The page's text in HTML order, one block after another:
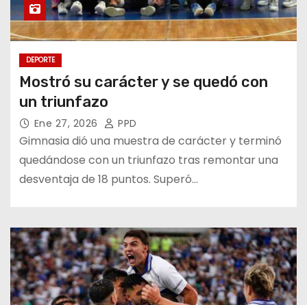
DEPORTE
Mostró su carácter y se quedó con
un triunfazo
Ene 27, 2026 PPD
Gimnasia dió una muestra de carácter y terminó
quedándose con un triunfazo tras remontar una
desventaja de 18 puntos. Superó…